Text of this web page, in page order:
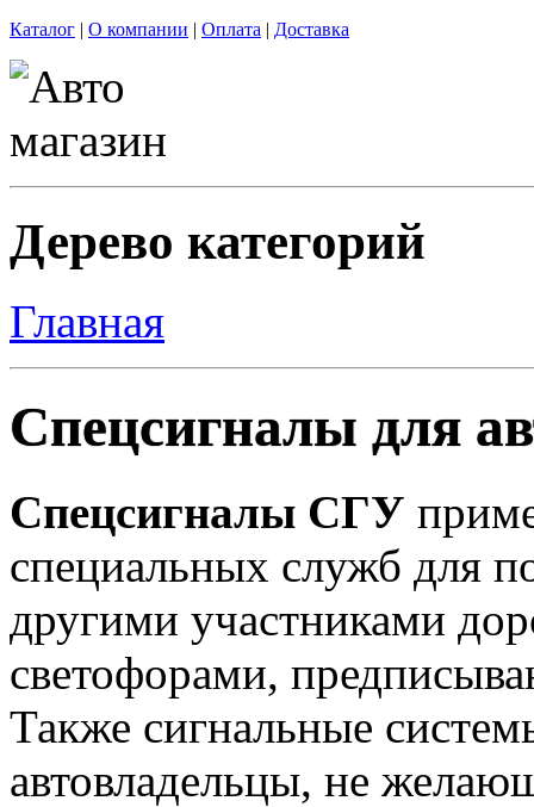
Каталог | О компании | Оплата | Доставка
Дерево категорий
Главная
Спецсигналы для
Спецсигналы СГУ
специальных служб для
другими участниками
светофорами,
Также сигнальные
автовладельцы, не